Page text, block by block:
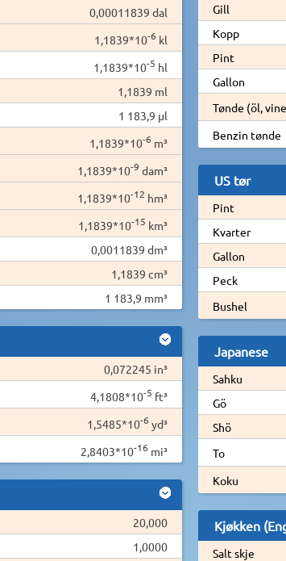
0,00011839 dal
1,1839*10-6 kl
1,1839*10-5 hl
1,1839 ml
1 183,9 µl
1,1839*10-6 m³
1,1839*10-9 dam³
1,1839*10-12 hm³
1,1839*10-15 km³
0,0011839 dm³
1,1839 cm³
1 183,9 mm³
0,072245 in³
4,1808*10-5 ft³
1,5485*10-6 yd³
2,8403*10-16 mi³
20,000
1,0000
Gill
Kopp
Pint
Gallon
Tønde (öl,
Benzin tønde
US tør
Pint
Kvarter
Gallon
Peck
Bushel
Japanese
Sahku
Gö
Shö
To
Koku
Kjøkken
Salt skje